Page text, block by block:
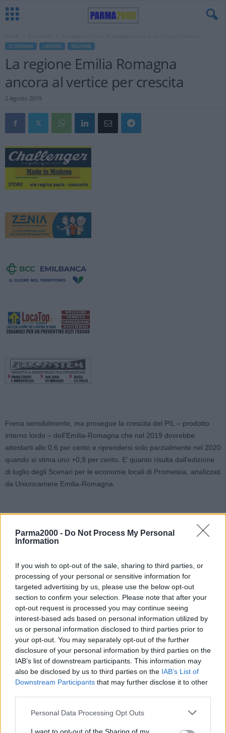
Parma2000 - Do Not Process My Personal
Information
If you wish to opt-out of the sale, sharing to third parties, or
processing of your personal or sensitive information for
targeted advertising by us, please use the below opt-out
section to confirm your selection. Please note that after your
opt-out request is processed you may continue seeing
interest-based ads based on personal information utilized by
us or personal information disclosed to third parties prior to
your opt-out. You may separately opt-out of the further
disclosure of your personal information by third parties on the
IAB’s list of downstream participants. This information may
also be disclosed by us to third parties on the IAB’s List of
Downstream Participants that may further disclose it to other
Personal Data Processing Opt Outs
ECONOMIA LAVORO REGIONE
La regione Emilia Romagna
ancora al vertice per crescita
2 Agosto 2019
Frena sensibilmente, ma prosegue la crescita del PIL – prodotto
interno lordo – dell’Emilia-Romagna che nel 2019 dovrebbe
attestarti allo 0,6 per cento e riprendersi solo parzialmente nel 2020
quando si stima uno +0,9 per cento. E’ quanto risulta dall’edizione
di luglio degli Scenari per le economie locali di Prometeia, analizzati
da Unioncamere Emilia-Romagna.
La tendenza regionale si conferma leggermente migliore rispetto a
quella nazionale (+0,1 per cento nel 2019 e +0,5 nel 2020).
comunque al vertice tra le regioni italiane per capacità di crescita
insieme con la Lombardia nel 2019 e insieme a Lombardia e
Veneto nel 2020. Il ritmo di sviluppo regionale si è allineato a quello
della Germania nel 2018, lo stesso farà nel 2019 e nel 2020.
Secondo Prometeia nel 2019 e nel 2020 la crescita mondiale
dovrebbe essere del 3,1 e 2,6 per cento. In particolare risulterà del
2,3 e dello 0,9 per cento negli Stati Uniti, dell’1,1 e 1,0 per cento
nell’area dell’euro e del 5,9 e 5,0 per cento in Cina. Per il 2019, il
rallentamento regionale verrà soprattutto dalla forte frenata degli
investimenti e da una crescita dimezzata dei consumi a fronte di
Nonostante il rallentamento rispetto al 2018, la ripresa